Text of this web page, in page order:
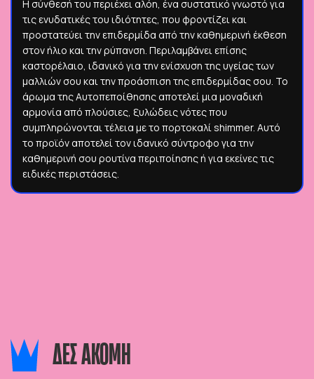
Η σύνθεσή του περιέχει αλόη, ένα συστατικό γνωστό για
τις ενυδατικές του ιδιότητες, που φροντίζει και
προστατεύει την επιδερμίδα από την καθημερινή έκθεση
στον ήλιο και την ρύπανση. Περιλαμβάνει επίσης
καστορέλαιο, ιδανικό για την ενίσχυση της υγείας των
μαλλιών σου και την προάσπιση της επιδερμίδας σου. Το
άρωμα της Αυτοπεποίθησης αποτελεί μια μοναδική
αρμονία από πλούσιες, ξυλώδεις νότες που
συμπληρώνονται τέλεια με το πορτοκαλί shimmer. Αυτό
το προϊόν αποτελεί τον ιδανικό σύντροφο για την
καθημερινή σου ρουτίνα περιποίησης ή για εκείνες τις
ειδικές περιστάσεις.
ΔΕΣ ΑΚΟΜΗ